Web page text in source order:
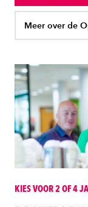
Meer over de
KIES VOOR 2 OF 4